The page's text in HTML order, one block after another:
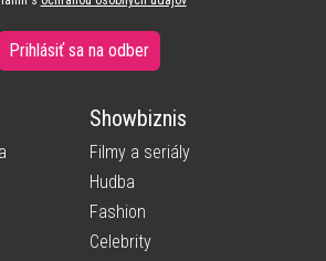
Prihlásiť sa na odber
Showbiznis
Filmy a seriály
Hudba
Fashion
Celebrity